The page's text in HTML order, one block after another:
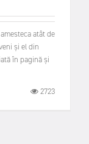
atât de
și el din
în pagină și
2723